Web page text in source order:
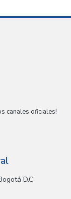
canales oficiales!
D.C.